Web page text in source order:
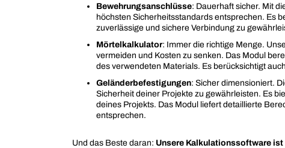
Bewehrungsanschlüsse: Dauerhaft sicher. Mit
höchsten Sicherheitsstandards entsprechen. Es
zuverlässige und sichere Verbindung zu
Mörtelkalkulator: Immer die richtige Menge.
vermeiden und Kosten zu senken. Das Modul
des verwendeten Materials. Es berücksichtigt
Geländerbefestigungen: Sicher dimensioniert.
Sicherheit deiner Projekte zu gewährleisten. Es
deines Projekts. Das Modul liefert detaillierte
entsprechen.
Und das Beste daran: Unsere Kalkulationssoftware